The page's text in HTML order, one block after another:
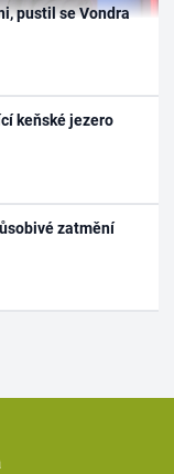
pustil se Vondra
keňské jezero
zatmění